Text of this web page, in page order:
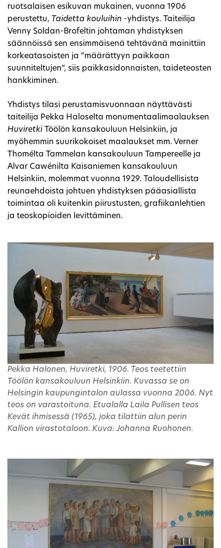
ruotsalaisen esikuvan mukainen, vuonna 1906
perustettu, Taidetta kouluihin -yhdistys. Taiteilija
Venny Soldan-Brofeltin johtaman yhdistyksen
säännöissä sen ensimmäisenä tehtävänä mainittiin
korkeatasoisten ja ”määrättyyn paikkaan
suunniteltujen”, siis paikkasidonnaisten, taideteosten
hankkiminen.
Yhdistys tilasi perustamisvuonnaan näyttävästi
taiteilija Pekka Haloselta monumentaalimaalauksen
Huviretki Töölön kansakouluun Helsinkiin, ja
myöhemmin suurikokoiset maalaukset mm. Verner
Thomélta Tammelan kansakouluun Tampereelle ja
Alvar Cawénilta Kaisaniemen kansakouluun
Helsinkiin, molemmat vuonna 1929. Taloudellisista
reunaehdoista johtuen yhdistyksen pääasiallista
toimintaa oli kuitenkin piirustusten, grafiikanlehtien
ja teoskopioiden levittäminen.
Pekka Halonen, Huviretki, 1906. Teos teetettiin
Töölön kansakouluun Helsinkiin. Kuvassa se on
Helsingin kaupungintalon aulassa vuonna 2006. Nyt
teos on varastoituna. Etualalla Laila Pullisen teos
Kevät ihmisessä (1965), joka tilattiin alun perin
Kallion virastotaloon. Kuva: Johanna Ruohonen.